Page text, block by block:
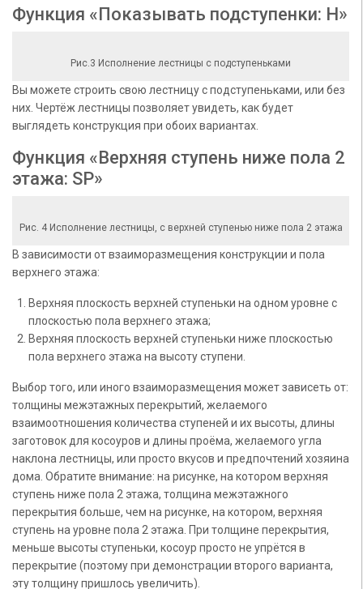
Функция «Показывать подступенки: H»
Рис.3 Исполнение лестницы с подступеньками
Вы можете строить свою лестницу с подступеньками, или без
них. Чертёж лестницы позволяет увидеть, как будет
выглядеть конструкция при обоих вариантах.
Функция «Верхняя ступень ниже пола 2
этажа: SP»
Рис. 4 Исполнение лестницы, с верхней ступенью ниже пола 2 этажа
В зависимости от взаиморазмещения конструкции и пола
верхнего этажа:
Верхняя плоскость верхней ступеньки на одном уровне с
плоскостью пола верхнего этажа;
Верхняя плоскость верхней ступеньки ниже плоскостью
пола верхнего этажа на высоту ступени.
Выбор того, или иного взаиморазмещения может зависеть от:
толщины межэтажных перекрытий, желаемого
взаимоотношения количества ступеней и их высоты, длины
заготовок для косоуров и длины проёма, желаемого угла
наклона лестницы, или просто вкусов и предпочтений хозяина
дома. Обратите внимание: на рисунке, на котором верхняя
ступень ниже пола 2 этажа, толщина межэтажного
перекрытия больше, чем на рисунке, на котором, верхняя
ступень на уровне пола 2 этажа. При толщине перекрытия,
меньше высоты ступеньки, косоур просто не упрётся в
перекрытие (поэтому при демонстрации второго варианта,
эту толщину пришлось увеличить).